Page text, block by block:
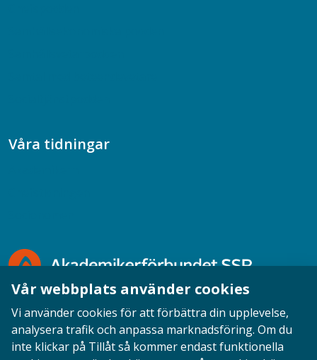
Våra tidningar
Vår webbplats använder cookies
Vi använder cookies för att förbättra din upplevelse,
analysera trafik och anpassa marknadsföring. Om du
inte klickar på Tillåt så kommer endast funktionella